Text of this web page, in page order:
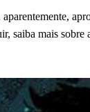
saiba mais